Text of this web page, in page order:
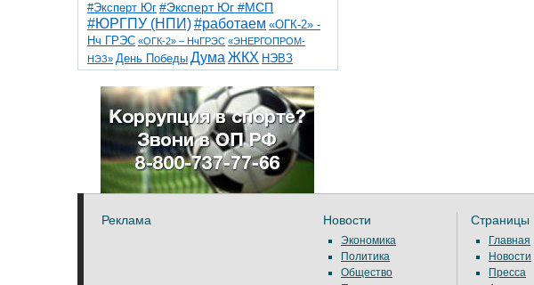
#Эксперт Юг #Эксперт Юг #МСП
#ЮРГПУ (НПИ)#работаем «ОГК-2» -
Нч ГРЭС «ОГК-2» – НчГРЭС «ЭНЕРГОПРОМ-
НЭЗ» День Победы Дума ЖКХ НЭВЗ
НчГРЭС ТНТ
благоустройствоветераны выборы
детидороги казаки коррупция космос
общественная палата парк пожар роща
спорт театр транспорт художники
Реклама Новости
Экономика
Политика
Общество
Страницы
Главная
Новости
Пресса